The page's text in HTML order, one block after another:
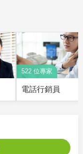
522 位專家
電話行銷員